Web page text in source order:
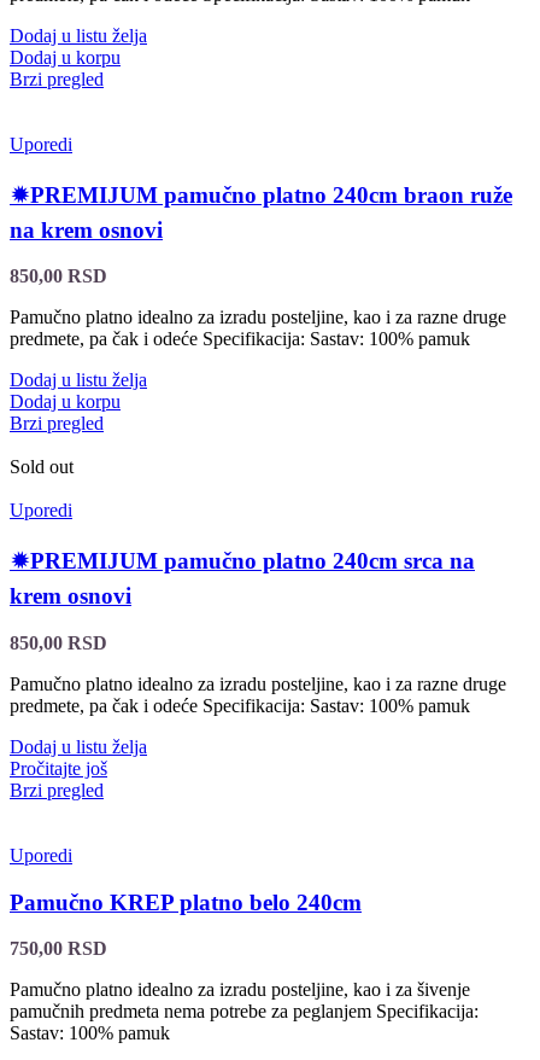
Dodaj u listu želja
Dodaj u korpu
Brzi pregled
Uporedi
🟒PREMIJUM pamučno platno 240cm braon ruže
na krem osnovi
850,00 RSD
Pamučno platno idealno za izradu posteljine, kao i za razne druge
predmete, pa čak i odeće Specifikacija: Sastav: 100% pamuk
Dodaj u listu želja
Dodaj u korpu
Brzi pregled
Sold out
Uporedi
🟒PREMIJUM pamučno platno 240cm srca na
krem osnovi
850,00 RSD
Pamučno platno idealno za izradu posteljine, kao i za razne druge
predmete, pa čak i odeće Specifikacija: Sastav: 100% pamuk
Dodaj u listu želja
Pročitajte još
Brzi pregled
Uporedi
Pamučno KREP platno belo 240cm
750,00 RSD
Pamučno platno idealno za izradu posteljine, kao i za šivenje
pamučnih predmeta nema potrebe za peglanjem Specifikacija:
Sastav: 100% pamuk